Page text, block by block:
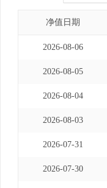
净值日期
2026-08-06
2026-08-05
2026-08-04
2026-08-03
2026-07-31
2026-07-30